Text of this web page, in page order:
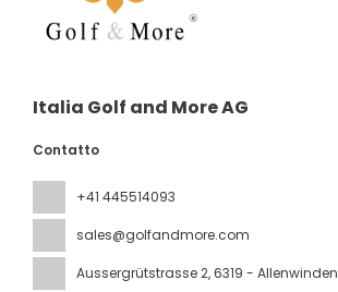
Italia Golf and More AG
Contatto
+41 445514093
sales@golfandmore.com
Aussergrütstrasse 2, 6319 - Allenwinden